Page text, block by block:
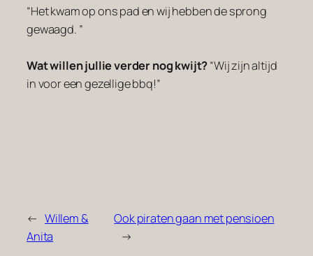
“Het kwam op ons pad en wij hebben de sprong
gewaagd. ”
Wat willen jullie verder nog kwijt?“Wij zijn altijd
in voor een gezellige bbq!”
← Willem &
Anita
Ook piraten gaan met pensioen
→